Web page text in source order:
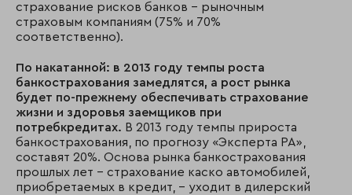
страхование рисков банков – рыночным
страховым компаниям (75% и 70%
соответственно).
По накатанной: в 2013 году темпы роста
банкострахования замедлятся, а рост рынка
будет по-прежнему обеспечивать страхование
жизни и здоровья заемщиков при
потребкредитах. В 2013 году темпы прироста
банкострахования, по прогнозу «Эксперта РА»,
составят 20%. Основа рынка банкострахования
прошлых лет – страхование каско автомобилей,
приобретаемых в кредит, – уходит в дилерский